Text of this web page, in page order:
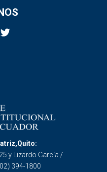
y Lizardo García /
394-1800